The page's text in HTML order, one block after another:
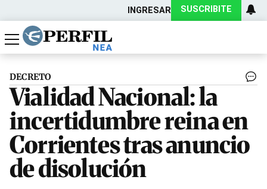
INGRESAR SUSCRIBITE
Política
Economía
Actualidad
DECRETO
Vialidad Nacional: la
incertidumbre reina en
Corrientes tras anuncio
de disolución